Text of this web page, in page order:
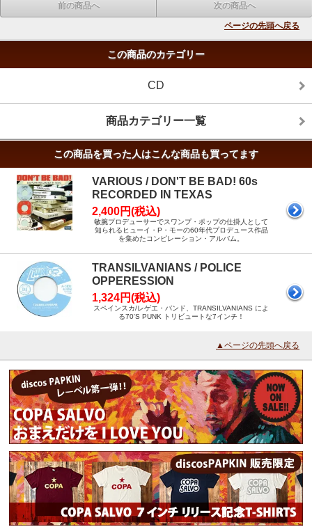
前の商品へ 次の商品へ
ページの先頭へ戻る
この商品のカテゴリー
CD
商品カテゴリー一覧
この商品を買った人はこんな商品も買ってます
VARIOUS / DON'T BE BAD! 60s
RECORDED IN TEXAS
2,400円(税込)
敏腕プロデューサーでスワンプ・ポップの仕掛人として
知られるヒューイ・P・モーの60年代プロデュース作品
を集めたコンピレーション・アルバム。
TRANSILVANIANS / POLICE
OPPERESSION
1,324円(税込)
スペインスカ/レゲエ・バンド、TRANSILVANIANS によ
る70'S PUNK トリビュートな7インチ！
▲ページの先頭へ戻る